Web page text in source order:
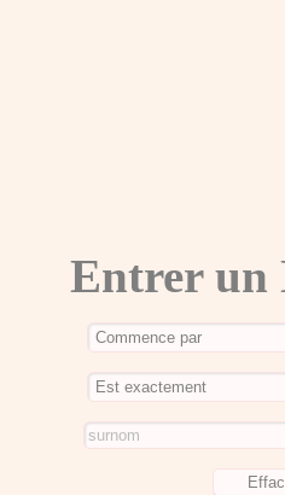
Entrer un